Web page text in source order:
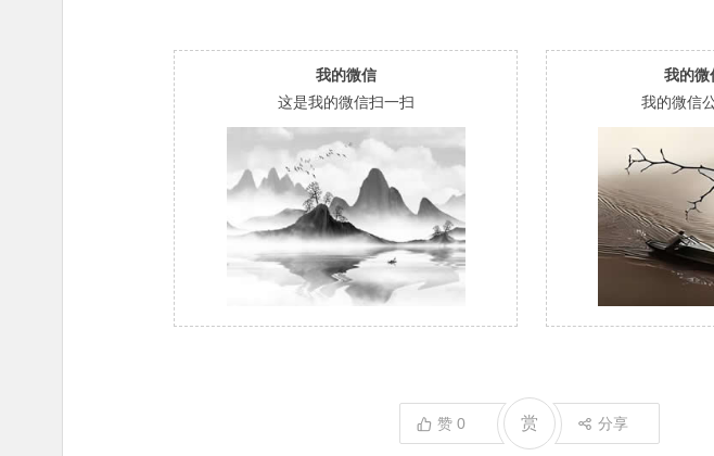
我的微信
这是我的微信扫一扫
我的微
我的微信
赞0 赏 分享